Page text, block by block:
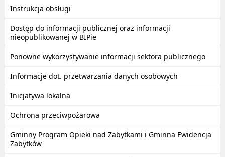
Instrukcja obsługi
Dostęp do informacji publicznej oraz informacji
nieopublikowanej w BIPie
Ponowne wykorzystywanie informacji sektora publicznego
Informacje dot. przetwarzania danych osobowych
Inicjatywa lokalna
Ochrona przeciwpożarowa
Gminny Program Opieki nad Zabytkami i Gminna Ewidencja
Zabytków